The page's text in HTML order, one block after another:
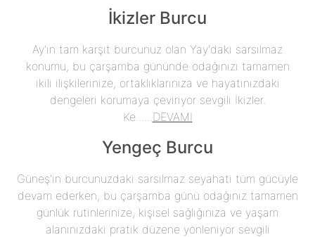
İkizler Burcu
Ay'ın tam karşıt burcunuz olan Yay'daki sarsılmaz
konumu, bu çarşamba gününde odağınızı tamamen
ikili ilişkilerinize, ortaklıklarınıza ve hayatınızdaki
dengeleri korumaya çeviriyor sevgili İkizler.
Ke...... DEVAMI
Yengeç Burcu
Güneş'in burcunuzdaki sarsılmaz seyahati tüm gücüyle
devam ederken, bu çarşamba günü odağınız tamamen
günlük rutinlerinize, kişisel sağlığınıza ve yaşam
alanınızdaki pratik düzene yönleniyor sevgili